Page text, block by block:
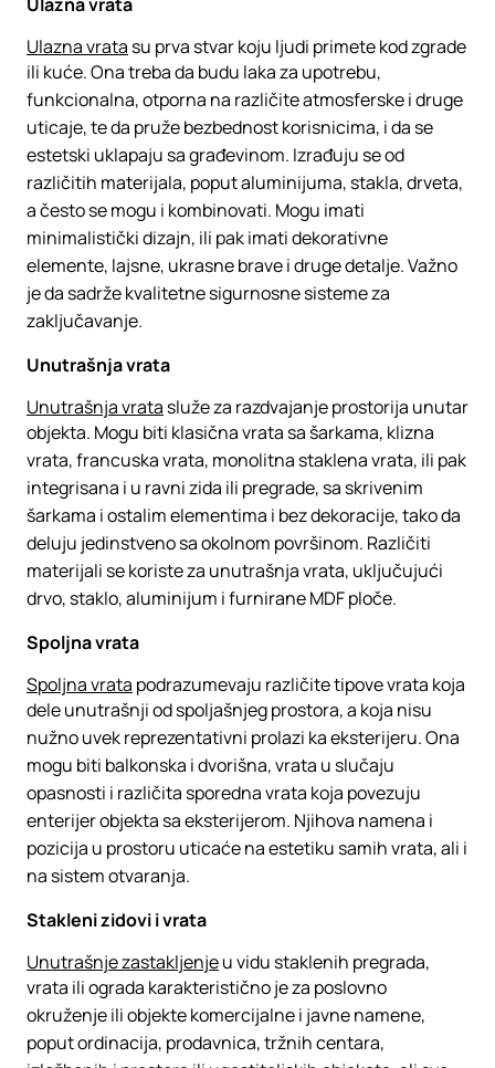
Ulazna vrata su prva stvar koju ljudi primete kod zgrade
ili kuće. Ona treba da budu laka za upotrebu,
funkcionalna, otporna na različite atmosferske i druge
uticaje, te da pruže bezbednost korisnicima, i da se
estetski uklapaju sa građevinom. Izrađuju se od
različitih materijala, poput aluminijuma, stakla, drveta,
a često se mogu i kombinovati. Mogu imati
minimalistički dizajn, ili pak imati dekorativne
elemente, lajsne, ukrasne brave i druge detalje. Važno
je da sadrže kvalitetne sigurnosne sisteme za
zaključavanje.
Unutrašnja vrata
Unutrašnja vrata služe za razdvajanje prostorija unutar
objekta. Mogu biti klasična vrata sa šarkama, klizna
vrata, francuska vrata, monolitna staklena vrata, ili pak
integrisana i u ravni zida ili pregrade, sa skrivenim
šarkama i ostalim elementima i bez dekoracije, tako da
deluju jedinstveno sa okolnom površinom. Različiti
materijali se koriste za unutrašnja vrata, uključujući
drvo, staklo, aluminijum i furnirane MDF ploče.
Spoljna vrata
Spoljna vrata podrazumevaju različite tipove vrata koja
dele unutrašnji od spoljašnjeg prostora, a koja nisu
nužno uvek reprezentativni prolazi ka eksterijeru. Ona
mogu biti balkonska i dvorišna, vrata u slučaju
opasnosti i različita sporedna vrata koja povezuju
enterijer objekta sa eksterijerom. Njihova namena i
pozicija u prostoru uticaće na estetiku samih vrata, ali i
na sistem otvaranja.
Stakleni zidovi i vrata
Unutrašnje zastakljenjeu vidu staklenih pregrada,
vrata ili ograda karakteristično je za poslovno
okruženje ili objekte komercijalne i javne namene,
poput ordinacija, prodavnica, tržnih centara,